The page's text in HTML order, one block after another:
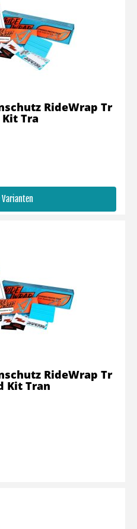
RideWrap Tr
Kit Tra
RideWrap Tr
Kit Tran